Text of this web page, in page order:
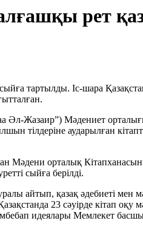
рет
тартылды. Іс-шара
Әл-Жазаир”) Мәдениет
тілдеріне аударылған
Мәдени орталық
сыйға берілді.
айтып, қазақ әдебиеті мен
23 сәуірде кітап оқу
әмбебап идеялары Мемлекет